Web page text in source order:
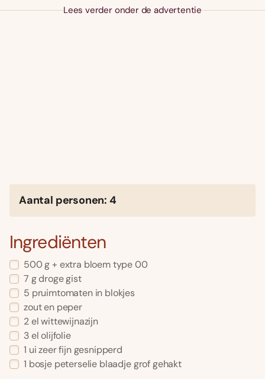
Lees verder onder de advertentie
Aantal personen: 4
Ingrediënten
500 g + extra bloem type 00
7 g droge gist
5 pruimtomaten in blokjes
zout en peper
2 el wittewijnazijn
3 el olijfolie
1 ui zeer fijn gesnipperd
1 bosje peterselie blaadje grof gehakt